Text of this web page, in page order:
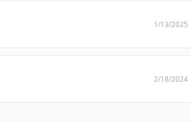
1/13/2025
2/18/2024